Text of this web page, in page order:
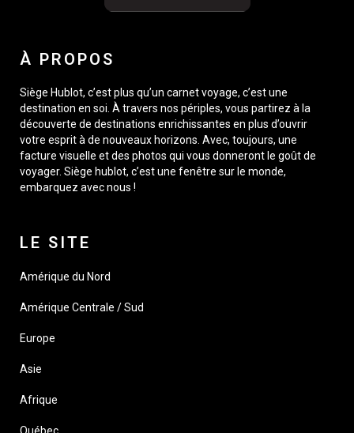
À PROPOS
Siège Hublot, c’est plus qu’un carnet voyage, c’est une
destination en soi. À travers nos périples, vous partirez à la
découverte de destinations enrichissantes en plus d’ouvrir
votre esprit à de nouveaux horizons. Avec, toujours, une
facture visuelle et des photos qui vous donneront le goût de
voyager. Siège hublot, c’est une fenêtre sur le monde,
embarquez avec nous !
LE SITE
Amérique du Nord
Amérique Centrale / Sud
Europe
Asie
Afrique